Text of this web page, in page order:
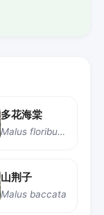
多花海棠
Malus floribunda
山荆子
Malus baccata